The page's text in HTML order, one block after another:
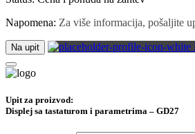
Napomena: Za više informacija, pošaljite
Na upit
Upit za proizvod:
Displej sa tastaturom i parametrima – GD27